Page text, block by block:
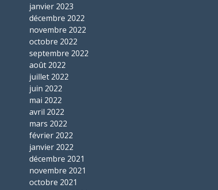
janvier 2023
décembre 2022
novembre 2022
octobre 2022
septembre 2022
août 2022
juillet 2022
juin 2022
mai 2022
avril 2022
mars 2022
février 2022
janvier 2022
décembre 2021
novembre 2021
octobre 2021